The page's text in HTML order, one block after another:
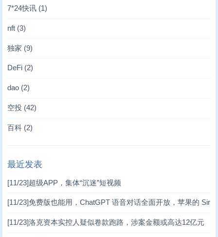
7*24快讯 (1)
nft (3)
独家 (9)
DeFi (2)
dao (2)
空投 (42)
百科 (2)
最近发表
[11/23]超级APP，集体“沉迷”短视频
[11/23]免费版也能用，ChatGPT 语音对话全面开放，苹果的 Sir
[11/23]洛克资本实控人疑似卷款跑路，涉案金额或高达12亿元